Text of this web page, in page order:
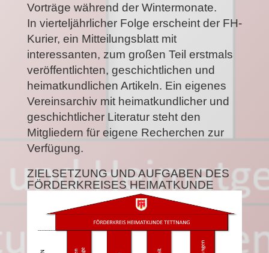
Vorträge während der Wintermonate.
In vierteljährlicher Folge erscheint der FH-
Kurier, ein Mitteilungsblatt mit
interessanten, zum großen Teil erstmals
veröffentlichten, geschichtlichen und
heimatkundlichen Artikeln. Ein eigenes
Vereinsarchiv mit heimatkundlicher und
geschichtlicher Literatur steht den
Mitgliedern für eigene Recherchen zur
Verfügung.
ZIELSETZUNG UND AUFGABEN DES
FÖRDERKREISES HEIMATKUNDE